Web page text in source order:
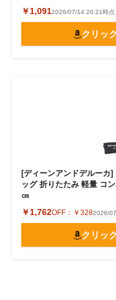
￥1,0912026/07/14 20:21時点
クリッ
[ディーンアンドデルーカ
ッグ 折りたたみ 軽量 コ
㎝
￥1,762OFF： ￥3282026/
クリッ